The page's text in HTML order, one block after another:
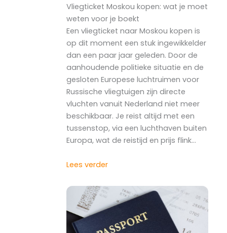
Vliegticket Moskou kopen: wat je moet
weten voor je boekt
Een vliegticket naar Moskou kopen is
op dit moment een stuk ingewikkelder
dan een paar jaar geleden. Door de
aanhoudende politieke situatie en de
gesloten Europese luchtruimen voor
Russische vliegtuigen zijn directe
vluchten vanuit Nederland niet meer
beschikbaar. Je reist altijd met een
tussenstop, via een luchthaven buiten
Europa, wat de reistijd en prijs flink…
Lees verder